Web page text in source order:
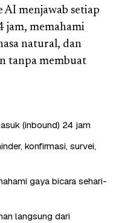
AI menjawab setiap
jam, memahami
natural, dan
tanpa membuat
(inbound) 24 jam
konfirmasi, survei,
gaya bicara sehari-
langsung dari